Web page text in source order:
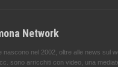
Network
nascono nel 2002, oltre alle news sul
sono arricchiti con video, una